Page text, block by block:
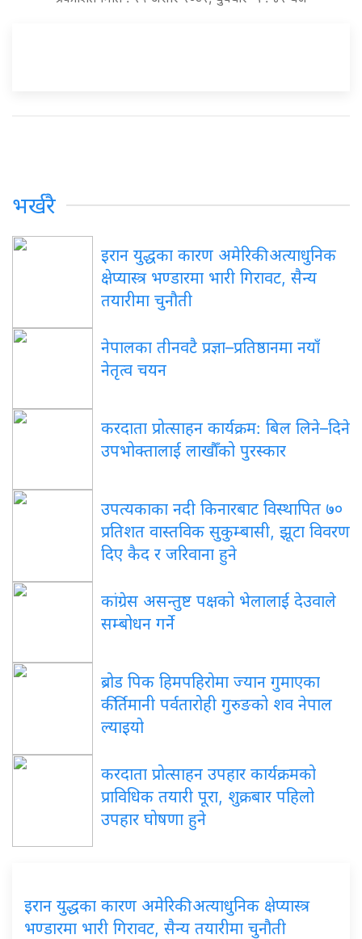
भर्खरै
इरान युद्धका कारण अमेरिकी अत्याधुनिक
क्षेप्यास्त्र भण्डारमा भारी गिरावट, सैन्य
तयारीमा चुनौती
नेपालका तीनवटै प्रज्ञा–प्रतिष्ठानमा नयाँ
नेतृत्व चयन
करदाता प्रोत्साहन कार्यक्रम: बिल लिने–दिने
उपभोक्तालाई लाखौँको पुरस्कार
उपत्यकाका नदी किनारबाट विस्थापित ७०
प्रतिशत वास्तविक सुकुम्बासी, झूटा विवरण
दिए कैद र जरिवाना हुने
कांग्रेस असन्तुष्ट पक्षको भेलालाई देउवाले
सम्बोधन गर्ने
ब्रोड पिक हिमपहिरोमा ज्यान गुमाएका
कीर्तिमानी पर्वतारोही गुरुङको शव नेपाल
ल्याइयो
करदाता प्रोत्साहन उपहार कार्यक्रमको
प्राविधिक तयारी पूरा, शुक्रबार पहिलो
उपहार घोषणा हुने
इरान युद्धका कारण अमेरिकी अत्याधुनिक क्षेप्यास्त्र
भण्डारमा भारी गिरावट, सैन्य तयारीमा चुनौती